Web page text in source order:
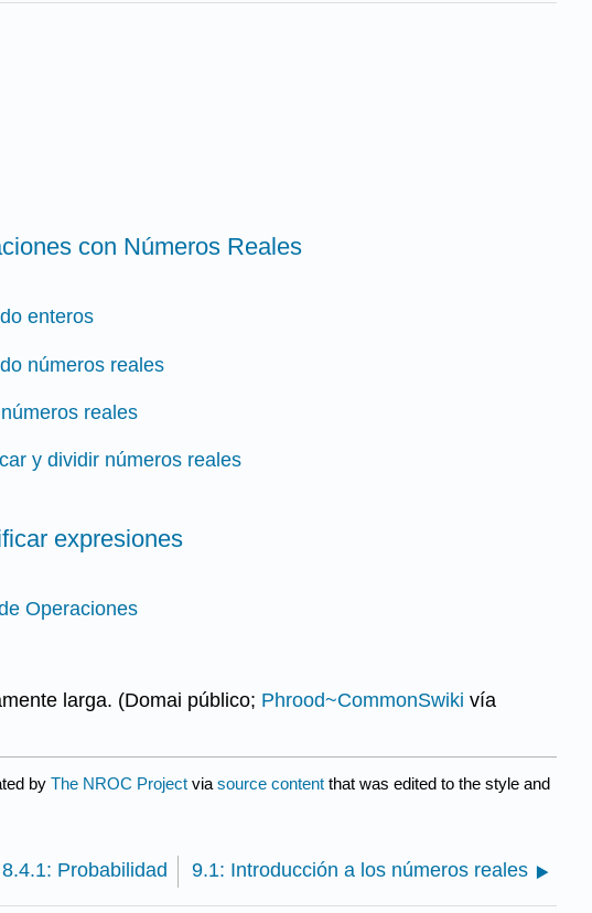
con Números Reales
enteros
números reales
reales
y dividir números reales
expresiones
Operaciones
larga. (Domai público; Phrood~CommonSwiki vía
by The NROC Project via source content that was edited to the style and
8.4.1: Probabilidad 9.1: Introducción a los números reales